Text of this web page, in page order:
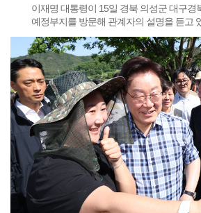
이재명 대통령이 15일 경북 의성군 대구경
예정부지를 방문해 관계자의 설명을 듣고